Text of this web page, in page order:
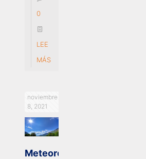
0
LEE
MÁS
noviembre
8, 2021
Meteorología